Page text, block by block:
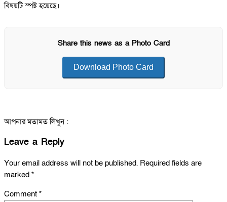
বিষয়টি স্পষ্ট হয়েছে।
Share this news as a Photo Card
Download Photo Card
আপনার মতামত লিখুন :
Leave a Reply
Your email address will not be published. Required fields are
marked *
Comment *